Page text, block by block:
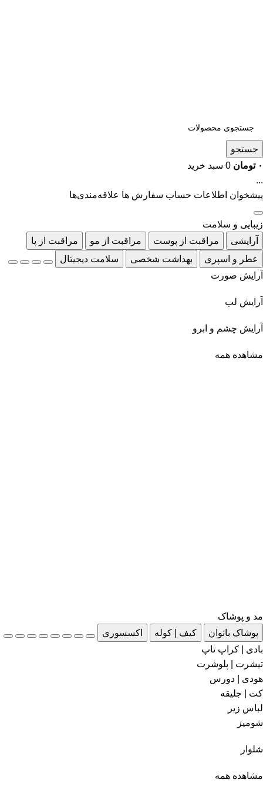
جستجو
۰ تومان 0 سبد خرید
...
پیشخوان اطلاعات حساب سفارش ها علاقه‌مندی‌ها
زیبایی و سلامت
آرایشی
مراقبت از پوست مراقبت از مو
مراقبت از پا
عطر و اسپری
بهداشت شخصی
سلامت دیجیتال
آرایش صورت
آرایش لب
آرایش چشم و ابرو
مشاهده همه
مد و پوشاک
پوشاک بانوان
کیف | کوله
اکسسوری
بادی | کراپ تاپ
تیشرت | پلوشرت
هودی | دورس
کت | جلیقه
لباس زیر
شومیز
شلوار
مشاهده همه